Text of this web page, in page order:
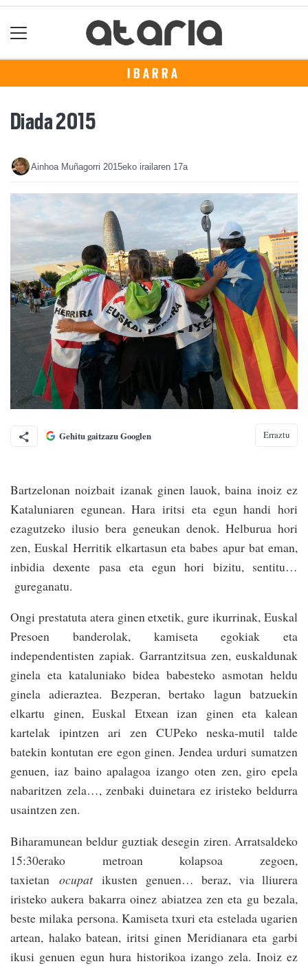
IBARRA
Diada 2015
Ainhoa Muñagorri 2015eko irailaren 17a
Gehitu gaitzazu Googlen Erraztu
Bartzelonan noizbait izanak ginen lauok, baina inoiz ez
Kataluniaren egunean. Hara iritsi eta egun handi hori
ezagutzeko ilusio bera geneukan denok. Helburua hori
zen, Euskal Herritik elkartasun eta babes apur bat eman,
inbidia dexente pasa eta egun hori bizitu, sentitu…
gureganatu.
Ongi prestatuta atera ginen etxetik, gure ikurrinak, Euskal
Presoen banderolak, kamiseta egokiak eta
independentisten zapiak. Garrantzitsua zen, euskaldunak
ginela eta kataluniako bidea babesteko asmotan heldu
ginela adieraztea. Bezperan, bertako lagun batzuekin
elkartu ginen, Euskal Etxean izan ginen eta kalean
kartelak ipintzen ari zen CUPeko neska-mutil talde
batekin kontutan ere egon ginen. Jendea urduri sumatzen
genuen, iaz baino apalagoa izango oten zen, giro epela
nabaritzen zela…, zenbaki duinetara ez iristeko beldurra
usaintzen zen.
Biharamunean beldur guztiak desegin ziren. Arratsaldeko
15:30erako metroan kolapsoa zegoen,
taxietan ocupatikusten genuen… beraz, via lliurera
iristeko aukera bakarra oinez abiatzea zen eta gu bezala,
beste milaka persona. Kamiseta txuri eta estelada ugarien
artean, halako batean, iritsi ginen Meridianara eta garbi
ikusi genuen egun hura historikoa izango zela. Inoiz ez